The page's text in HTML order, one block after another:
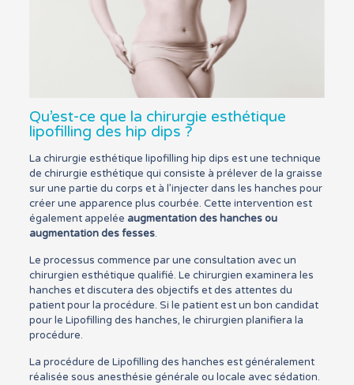
Qu’est-ce que la chirurgie esthétique
lipofilling des hip dips ?
La chirurgie esthétique lipofilling hip dips est une technique
de chirurgie esthétique qui consiste à prélever de la graisse
sur une partie du corps et à l’injecter dans les hanches pour
créer une apparence plus courbée. Cette intervention est
également appelée augmentation des hanchesou
augmentation des fesses.
Le processus commence par une consultation avec un
chirurgien esthétique qualifié. Le chirurgien examinera les
hanches et discutera des objectifs et des attentes du
patient pour la procédure. Si le patient est un bon candidat
pour le Lipofilling des hanches, le chirurgien planifiera la
procédure.
La procédure de Lipofilling des hanches est généralement
réalisée sous anesthésie générale ou locale avec sédation.